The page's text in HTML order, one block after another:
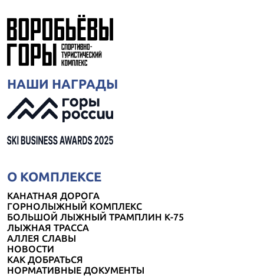
НАШИ НАГРАДЫ
О КОМПЛЕКСЕ
КАНАТНАЯ ДОРОГА
ГОРНОЛЫЖНЫЙ КОМПЛЕКС
БОЛЬШОЙ ЛЫЖНЫЙ ТРАМПЛИН К-75
ЛЫЖНАЯ ТРАССА
АЛЛЕЯ СЛАВЫ
НОВОСТИ
КАК ДОБРАТЬСЯ
НОРМАТИВНЫЕ ДОКУМЕНТЫ